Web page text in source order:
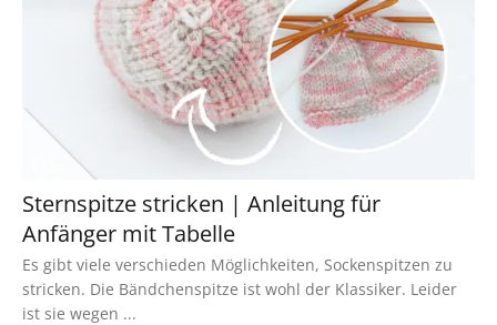
Sternspitze stricken | Anleitung für
Anfänger mit Tabelle
Es gibt viele verschieden Möglichkeiten, Sockenspitzen zu
stricken. Die Bändchenspitze ist wohl der Klassiker. Leider
ist sie wegen ...